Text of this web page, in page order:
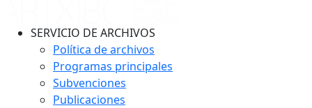
SERVICIO DE ARCHIVOS
Política de archivos
Programas principales
Subvenciones
Publicaciones